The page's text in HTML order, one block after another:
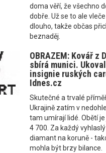
doma věří, že všechno
dobře. Už se to ale
dlouho, takže občas
beznaděj.
OBRAZEM: Kovář z
sbírá munici.
insignie ruských
Idnes.cz
Skutečné a trvalé
Ukrajině zatím v
tam umírají lidé. Obětí
4 700. Za každý
diamant na koruně -
mohla být brzy bilance.